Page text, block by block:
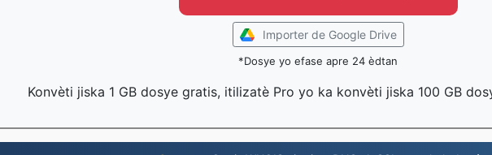
Importer de Google Drive
*Dosye yo efase apre 24 èdtan
Konvèti jiska 1 GB dosye gratis, itilizatè Pro yo ka konvèti jiska 100 GB